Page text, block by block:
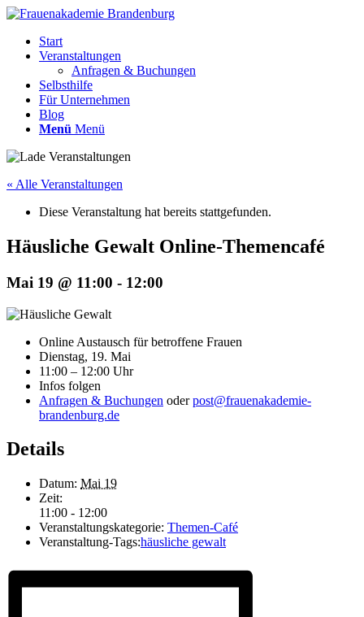
Start
Veranstaltungen
Anfragen & Buchungen
Selbsthilfe
Für Unternehmen
Blog
Menü Menü
« Alle Veranstaltungen
Diese Veranstaltung hat bereits stattgefunden.
Häusliche Gewalt Online-Themencafé
Mai 19 @ 11:00 - 12:00
Online Austausch für betroffene Frauen
Dienstag, 19. Mai
11:00 – 12:00 Uhr
Infos folgen
Anfragen & Buchungen oderpost@frauenakademie-
brandenburg.de
Details
Datum: Mai 19
Zeit:
11:00 - 12:00
Veranstaltungskategorie: Themen-Café
Veranstaltung-Tags:häusliche gewalt